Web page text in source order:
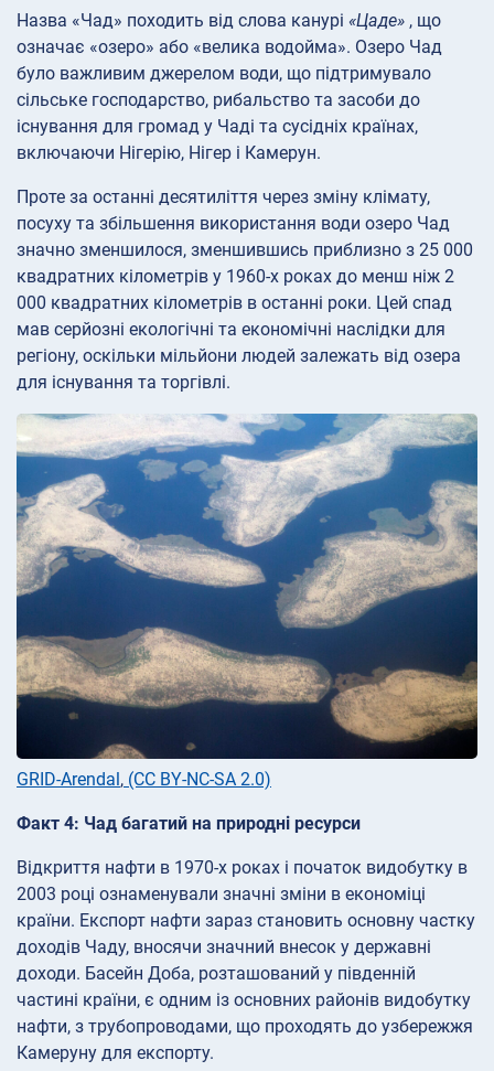
Назва «Чад» походить від слова канурі «Цаде» , що
означає «озеро» або «велика водойма». Озеро Чад
було важливим джерелом води, що підтримувало
сільське господарство, рибальство та засоби до
існування для громад у Чаді та сусідніх країнах,
включаючи Нігерію, Нігер і Камерун.
Проте за останні десятиліття через зміну клімату,
посуху та збільшення використання води озеро Чад
значно зменшилося, зменшившись приблизно з 25 000
квадратних кілометрів у 1960-х роках до менш ніж 2
000 квадратних кілометрів в останні роки. Цей спад
мав серйозні екологічні та економічні наслідки для
регіону, оскільки мільйони людей залежать від озера
для існування та торгівлі.
GRID-Arendal, (CC BY-NC-SA 2.0)
Факт 4: Чад багатий на природні ресурси
Відкриття нафти в 1970-х роках і початок видобутку в
2003 році ознаменували значні зміни в економіці
країни. Експорт нафти зараз становить основну частку
доходів Чаду, вносячи значний внесок у державні
доходи. Басейн Доба, розташований у південній
частині країни, є одним із основних районів видобутку
нафти, з трубопроводами, що проходять до узбережжя
Камеруну для експорту.